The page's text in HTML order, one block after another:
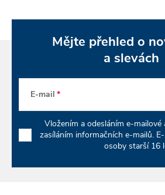
Mějte přehled o
a slevách
E-mail
Vložením a odesláním e-mailové
zasíláním informačních e-mailů.
osoby starší 16